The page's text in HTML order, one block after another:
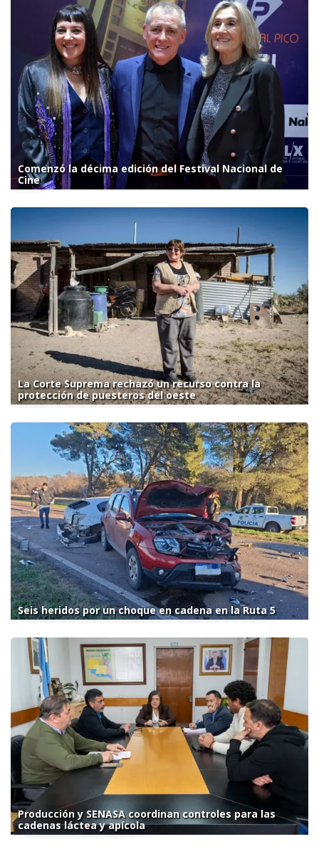
Comenzó la décima edición del Festival Nacional de
Cine
La Corte Suprema rechazó un recurso contra la
protección de puesteros del oeste
Seis heridos por un choque en cadena en la Ruta 5
Producción y SENASA coordinan controles para las
cadenas láctea y apícola